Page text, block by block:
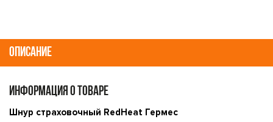
ОПИСАНИЕ
ИНФОРМАЦИЯ О ТОВАРЕ
Шнур страховочный RedHeat Гермес